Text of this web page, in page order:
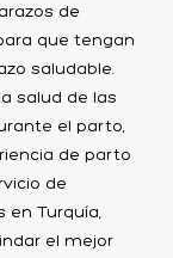
de
que tengan
saludable.
salud de las
el parto,
de parto
de
en Turquía,
el mejor